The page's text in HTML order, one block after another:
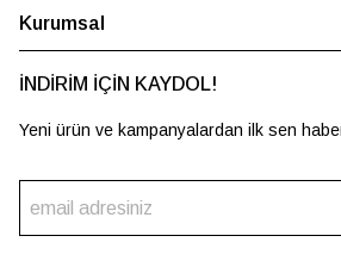
Kurumsal
İNDİRİM İÇİN KAYDOL!
Yeni ürün ve kampanyalardan ilk sen